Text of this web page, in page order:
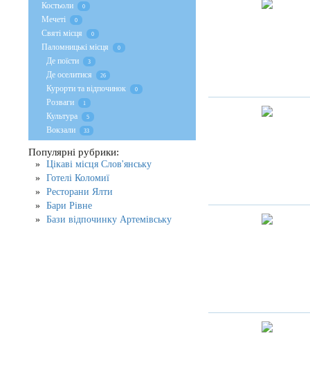
Костьоли 0
Мечеті 0
Святі місця 0
Паломницькі місця 0
Де поїсти 3
Де оселитися 26
Курорти та відпочинок 0
Розваги 1
Культура 5
Вокзали 33
Популярні рубрики:
Цікаві місця Слов'янську
Готелі Коломиї
Ресторани Ялти
Бари Рівне
Бази відпочинку Артемівську